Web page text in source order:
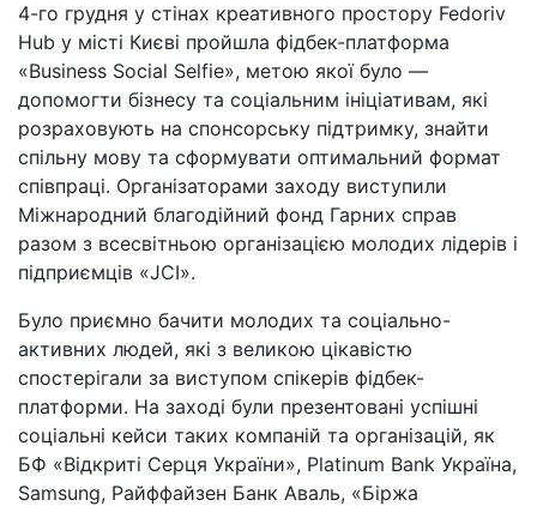
4-го грудня у стінах креативного простору Fedoriv
Hub у місті Києві пройшла фідбек-платформа
«Business Social Selfie», метою якої було —
допомогти бізнесу та соціальним ініціативам, які
розраховують на спонсорську підтримку, знайти
спільну мову та сформувати оптимальний формат
співпраці. Організаторами заходу виступили
Міжнародний благодійний фонд Гарних справ
разом з всесвітньою організацією молодих лідерів і
підприємців «JCI».
Було приємно бачити молодих та соціально-
активних людей, які з великою цікавістю
спостерігали за виступом спікерів фідбек-
платформи. На заході були презентовані успішні
соціальні кейси таких компаній та організацій, як
БФ «Відкриті Серця України», Platinum Bank Україна,
Samsung, Райффайзен Банк Аваль, «Біржа